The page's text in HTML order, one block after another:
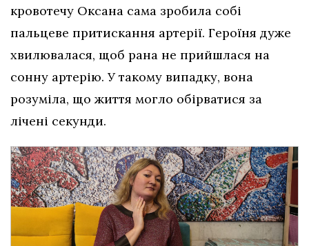
кровотечу Оксана сама зробила собі
пальцеве притискання артерії. Героїня дуже
хвилювалася, щоб рана не прийшлася на
сонну артерію. У такому випадку, вона
розуміла, що життя могло обірватися за
лічені секунди.